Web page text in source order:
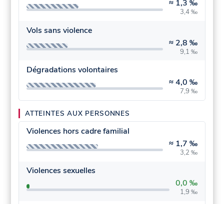
≈ 1,3 ‰
3,4 ‰
Vols sans violence
≈ 2,8 ‰
9,1 ‰
Dégradations volontaires
≈4,0 ‰
7,9 ‰
ATTEINTES AUX PERSONNES
Violences hors cadre familial
≈ 1,7 ‰
3,2 ‰
Violences sexuelles
0,0 ‰
1,9 ‰